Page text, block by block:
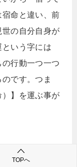
命と違い、前
の自分自身が
いう字には
の行動一つ一つ
です。つま
）】を運ぶ事が
とをやめよう
あなたは、や
TOPへ